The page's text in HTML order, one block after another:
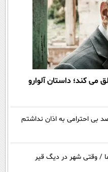
هنوز خلق می کند؛ داستان آلوارو
بی احترامی به اذان نداشتم
/ وقتی شهر در دیگ قیر